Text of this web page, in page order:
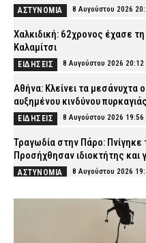
ΑΣΤΥΝΟΜΙΑ 8 Αυγούστου 2026
Χαλκιδική: 62χρονος έχασε
Καλαμίτσι
ΕΙΔΗΣΕΙΣ 8 Αυγούστου 2026 20:12
Αθήνα: Κλείνει τα μεσάνυχτα
αυξημένου κινδύνου πυρκαγιάς
ΕΙΔΗΣΕΙΣ 8 Αυγούστου 2026 19:56
Τραγωδία στην Πάρο: Πνίγηκε
Προσήχθησαν ιδιοκτήτης και
ΑΣΤΥΝΟΜΙΑ 8 Αυγούστου 2026
Συναγερμός για φωτιά στη
8 Αυγούστου 2026 19:27